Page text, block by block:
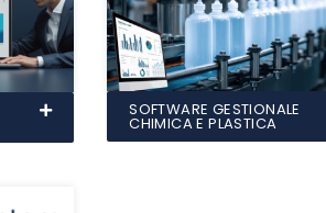
SOFTWARE GESTIONALE
CHIMICA E PLASTICA